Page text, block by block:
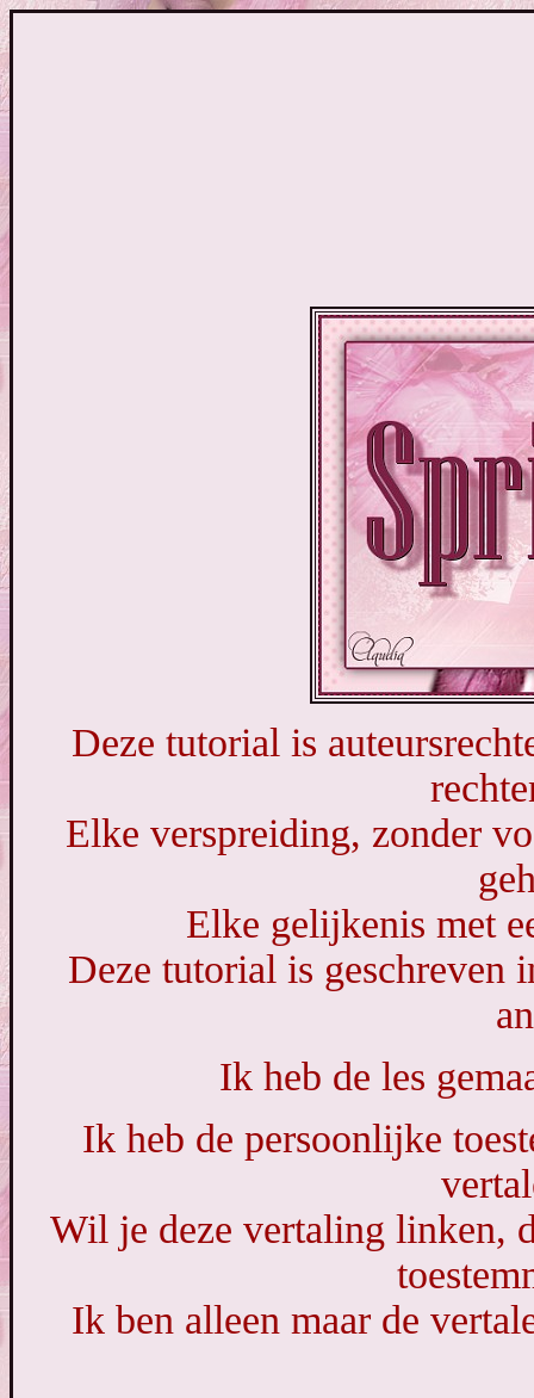
Deze tutorial is
Elke verspreiding, zonder
Elke gelijkenis met
Deze tutorial is geschreven
Ik heb de les
Ik heb de persoonlijke
Wil je deze vertaling linken,
Ik ben alleen maar de